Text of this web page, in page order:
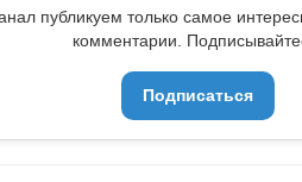
публикуем только самое
комментарии.
Подписаться